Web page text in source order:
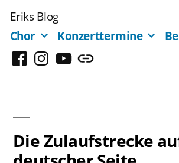
Inhalt
springen
Eriks Blog
Chor
Konzerttermine
FacebookInstagram
YouTubeMastodon
Die Zulaufstrecke